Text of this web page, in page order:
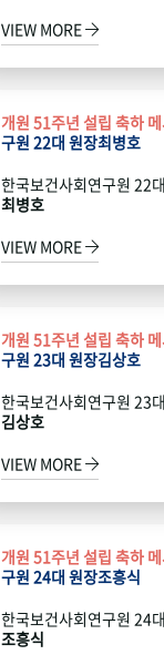
VIEW MORE
개원 51주년 설립 축하
구원 22대 원장최병호
한국보건사회연구원 22
최병호
VIEW MORE
개원 51주년 설립 축하
구원 23대 원장김상호
한국보건사회연구원 23
김상호
VIEW MORE
개원 51주년 설립 축하
구원 24대 원장조흥식
한국보건사회연구원 24
조흥식